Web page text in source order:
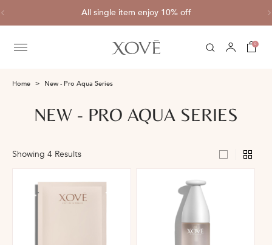
All single item enjoy 10% off
0
Home New - Pro Aqua Series
NEW - PRO AQUA SERIES
Showing 4 Results